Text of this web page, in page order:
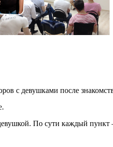
с девушками после
По сути каждый